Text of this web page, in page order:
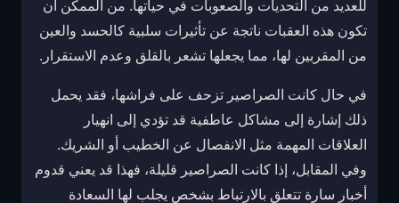
للعديد من التحديات والصعوبات في حياتها. من الممكن أن
تكون هذه العقبات ناتجة عن تأثيرات سلبية كالحسد والعين
من المقربين لها، مما يجعلها تشعر بالقلق وعدم الاستقرار.
في حال كانت الصراصير تزحف على فراشها، فقد يحمل
ذلك إشارة إلى مشاكل عاطفية قد تؤدي إلى انهيار
العلاقات المهمة مثل الانفصال عن الخطيب أو الشريك.
وفي المقابل، إذا كانت الصراصير قليلة، فهذا قد يعني قدوم
أخبار سارة تتعلق بالارتباط بشخص يجلب لها السعادة